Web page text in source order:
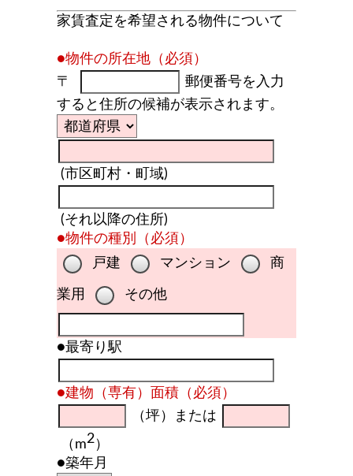
家賃査定を希望される物件について
●物件の所在地（必須）
〒
郵便番号を入力
すると住所の候補が表示されます。
(市区町村・町域)
(それ以降の住所)
●物件の種別（必須）
戸建
マンション
業用 その他
●最寄り駅
●建物（専有）面積（必須）
（坪）または
（m2）
●築年月